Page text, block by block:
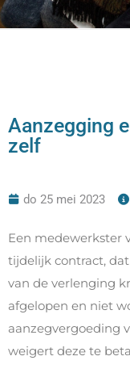
Aanzegging
zelf
do 25 mei 2023
Een medewerkster
tijdelijk contract,
van de verlenging
afgelopen en niet
aanzegvergoeding
weigert deze te